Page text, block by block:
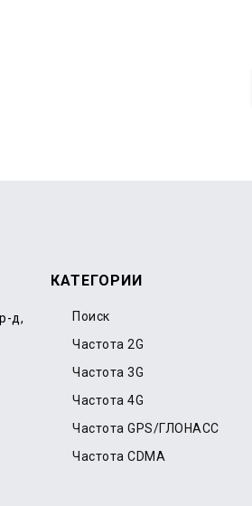
д,
КАТЕГОРИИ
Поиск
Частота 2G
Частота 3G
Частота 4G
Частота GPS/ГЛОНАСС
Частота CDMA